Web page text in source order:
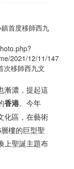
首度移師西九
2021/12/11/
次移師西九文
漸濃，提起這
香港。今年
化區，在藝術
樓的巨型聖
上聖誕主題布